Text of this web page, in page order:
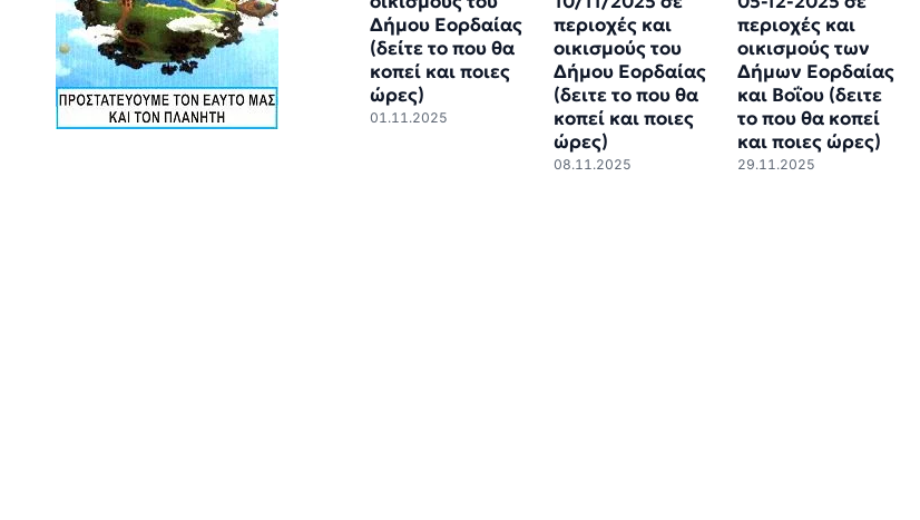
Δήμου Εορδαίας
(δείτε το που θα
κοπεί και ποιες
ώρες)
01.11.2025
περιοχές και
οικισμούς του
Δήμου Εορδαίας
(δειτε το που θα
κοπεί και ποιες
ώρες)
08.11.2025
περιοχές και
οικισμούς των
Δήμων Εορδαίας
και Βοΐου (δειτε
το που θα κοπεί
και ποιες ώρες)
29.11.2025